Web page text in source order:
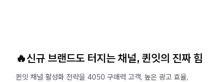
🔥신규 브랜드도 터지는 채널, 퀸잇의 진짜 힘
퀸잇 채널 활성화 전략을 4050 구매력 고객, 높은 광고 효율,